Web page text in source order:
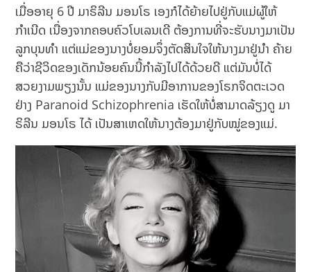
ເມື່ອອາຍຸ 6 ປີ ມາຣິລີນ ມອນໂຣ ເອງກໍໄດ້ຍ້າຍໄປຢູ່ກັບແມ່ຜູ້ໃຫ້
ກຳເນີດ ເນື່ອງຈາກຄອບຄົວໂບເລນເດີ ຕ້ອງການທີ່ຈະຮັບນາງມາເປັນ
ລູກບຸນທຳ ແຕ່ແມ່ຂອງນາງບໍ່ຍອມຈຶ່ງຕັດສິນໃຈໃຫ້ນາງມາຢູ່ນຳ ຄ້າຍ
ຄືວ່າຊີວິດຂອງເດັກນ້ອຍຄົນນີ້ກຳລັງໄປໄດ້ດ້ວຍດີ ແຕ່ມັນບໍ່ໄດ້
ສວຍງາມພຽງນັ້ນ ແມ່ຂອງນາງກັບມີອາການຂອງໂຣກຈິດຕະເວດ
ຢ່າງ Paranoid Schizophrenia ເຮັດໃຫ້ບໍ່ສາມາດລ້ຽງດູ ມາ
ຣິລີນ ມອນໂຣ ໄດ້ ເປັນສາເຫດໃຫ້ນາງຕ້ອງມາຢູ່ກັບໝູ່ຂອງແມ່.